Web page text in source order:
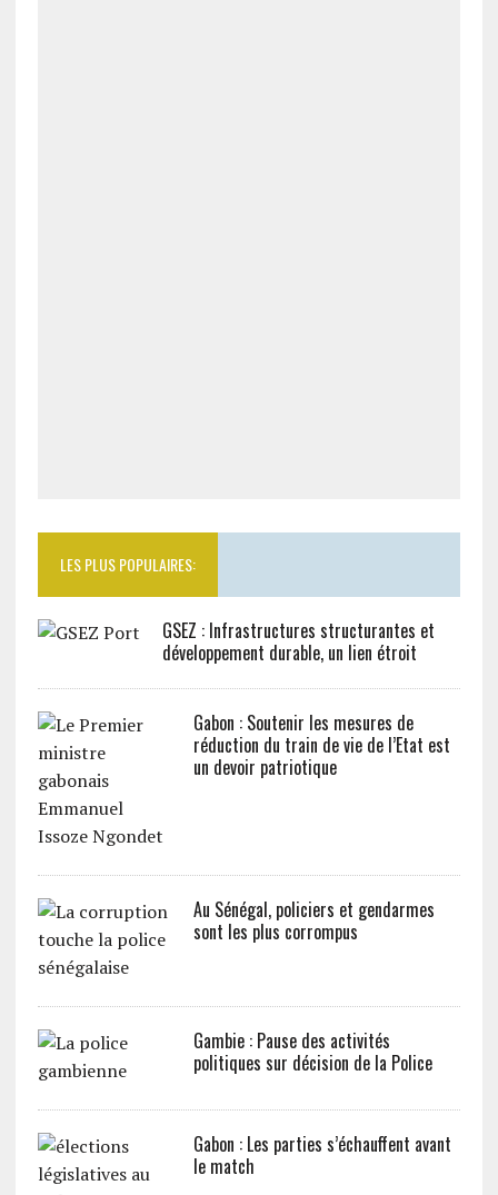
LES PLUS POPULAIRES:
GSEZ : Infrastructures structurantes et
développement durable, un lien étroit
Gabon : Soutenir les mesures de
réduction du train de vie de l’Etat est
un devoir patriotique
Au Sénégal, policiers et gendarmes
sont les plus corrompus
Gambie : Pause des activités
politiques sur décision de la Police
Gabon : Les parties s’échauffent avant
le match